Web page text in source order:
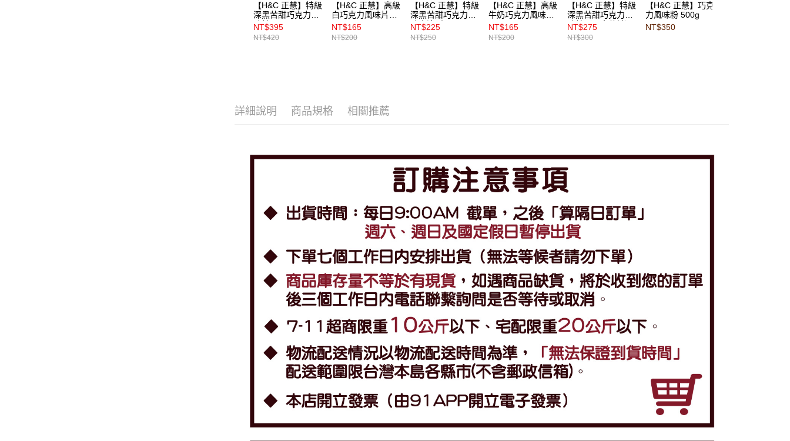
【H&C 正慧】特級
深黑苦甜巧克力風
味片 1kg
NT$395
NT$420
【H&C 正慧】高級
白巧克力風味片
500g
NT$165
NT$200
【H&C 正慧】特級
深黑苦甜巧克力風
NT$225
NT$250
【H&C 正慧】高級
牛奶巧克力風味片
500g
NT$165
NT$200
【H&C 正慧】特級
深黑苦甜巧克力風
味片（不含蔗糖）
500g
NT$275
NT$300
【H&C 正慧】巧克
力風味粉 500g
NT$350
詳細說明 商品規格 相關推薦